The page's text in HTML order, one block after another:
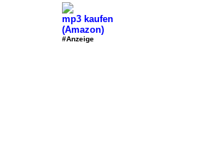
mp3 kaufen
(Amazon)
#Anzeige